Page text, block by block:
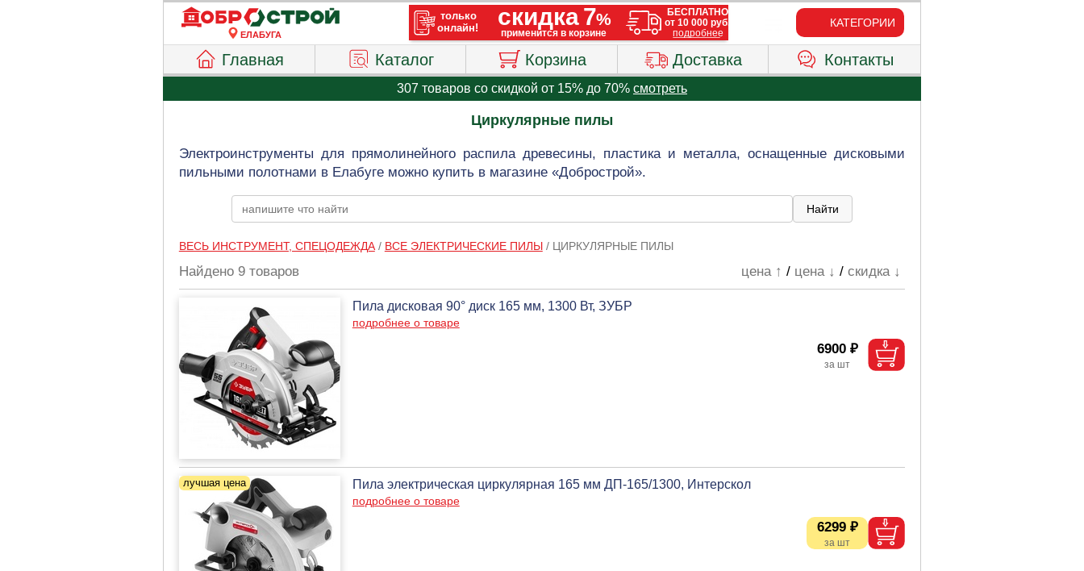
ЕЛАБУГА
КАТЕГОРИИ
Главная Каталог Корзина Доставка Контакты
307 товаров со скидкой от 15% до 70% смотреть
Циркулярные пилы
Электроинструменты для прямолинейного распила древесины, пластика и металла, оснащенные дисковыми
пильными полотнами в Елабуге можно купить в магазине «Добрострой».
ВЕСЬ ИНСТРУМЕНТ, СПЕЦОДЕЖДА/ ВСЕ ЭЛЕКТРИЧЕСКИЕ ПИЛЫ/ ЦИРКУЛЯРНЫЕ ПИЛЫ
Найдено 9 товаров цена ↑ / цена ↓ /скидка ↓
Пила дисковая 90° диск 165 мм, 1300 Вт, ЗУБР
подробнее о товаре
6900 ₽
Пила электрическая циркулярная 165 мм ДП-165/1300, Интерскол
подробнее о товаре
6299 ₽